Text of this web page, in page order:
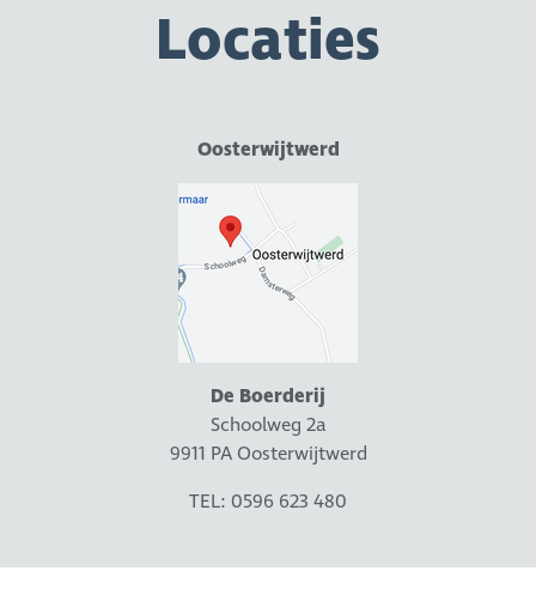
Locaties
Oosterwijtwerd
De Boerderij
Schoolweg 2a
9911 PA Oosterwijtwerd
TEL: 0596 623 480